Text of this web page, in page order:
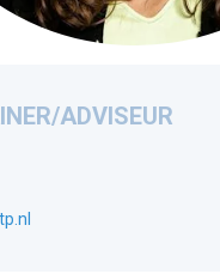
ADVISEUR